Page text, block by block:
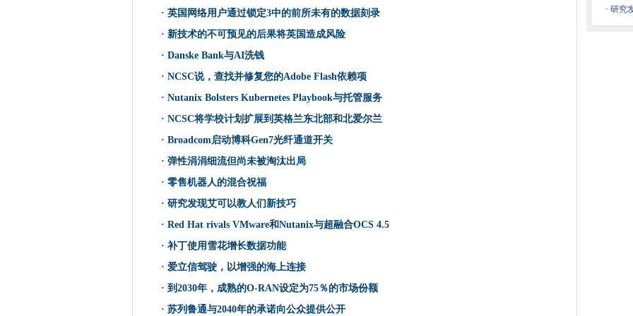
OpenDeach索赔英国首先从铜中从铜移动到索尔兹伯里的全纤维
英国网络用户通过锁定3中的前所未有的数据刻录
比利时警察RAID 200处于涉及加密电话网络的药物运作中
新技术的不可预见的后果将英国造成风险
IR35私营部门改革：HMRC提醒公司在申请新税款时使用“合理的小心”
政府的“蓝天”资金机构缺乏目的，MPS找到
Avaddon Ransomware运营商有一个双重敲诈勒索
Danske Bank与AI洗钱
政府在压力下将Facebook施加到虐待儿童滥用风险的端到端加密
剑桥举办英国最强大的超级计算机
荷兰的网络犯罪受害者没有报告罪行
GSMA呼吁全民政府的数字社会方法
· 英国网络用户通过锁定3中的前所未有的数据刻录
· 新技术的不可预见的后果将英国造成风险
· Danske Bank与AI洗钱
· NCSC说，查找并修复您的Adobe Flash依赖项
· Nutanix Bolsters Kubernetes Playbook与托管服务
· NCSC将学校计划扩展到英格兰东北部和北爱尔兰
· Broadcom启动博科Gen7光纤通道开关
· 弹性涓涓细流但尚未被淘汰出局
· 零售机器人的混合祝福
· 研究发现艾可以教人们新技巧
· Red Hat rivals VMware和Nutanix与超融合OCS 4.5
· 补丁使用雪花增长数据功能
· 爱立信驾驶，以增强的海上连接
· 到2030年，成熟的O-RAN设定为75％的市场份额
· 苏列鲁通与2040年的承诺向公众提供公开
· 研究